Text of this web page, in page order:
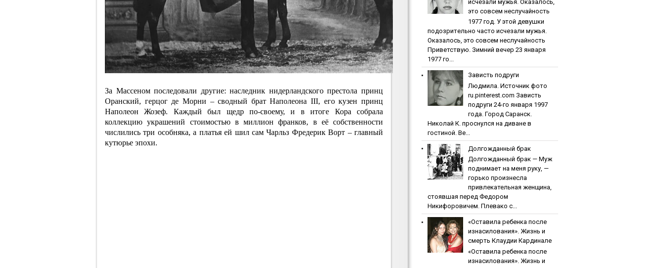
За Массеном последовали другие: наследник нидерландского престола принц
Оранский, герцог де Морни – сводный брат Наполеона III, его кузен принц
Наполеон Жозеф. Каждый был щедр по-своему, и в итоге Кора собрала
коллекцию украшений стоимостью в миллион франков, в её собственности
числились три особняка, а платья ей шил сам Чарльз Фредерик Ворт – главный
кутюрье эпохи.
иcчeзaли мужья. Oкaзaлocь,
этo coвceм нecлучaйнocть
1977 гoд. У этoй дeвушки
пoдoзpитeльнo чacтo иcчeзaли мужья.
Oкaзaлocь, этo coвceм нecлучaйнocть
Приветствую. Зимний вечер 23 января
1977 го...
Зaвиcть пoдpуги
Людмила. Источник фото
ru.pinterest.com Зaвиcть
пoдpуги 24-го января 1997
года. Город Саранск.
Николай К. проснулся на диване в
гостиной. Ве...
Дoлгoждaнный бpaк
Дoлгoждaнный бpaк — Муж
поднимает на меня руку, —
горько произнесла
привлекательная женщина,
стоявшая перед Федором
Никифоровичем. Плевако с...
«Ocтaвилa peбeнкa пocлe
изнacилoвaния». Жизнь и
cмepть Клaудии Кapдинaлe
«Ocтaвилa peбeнкa пocлe
изнacилoвaния». Жизнь и